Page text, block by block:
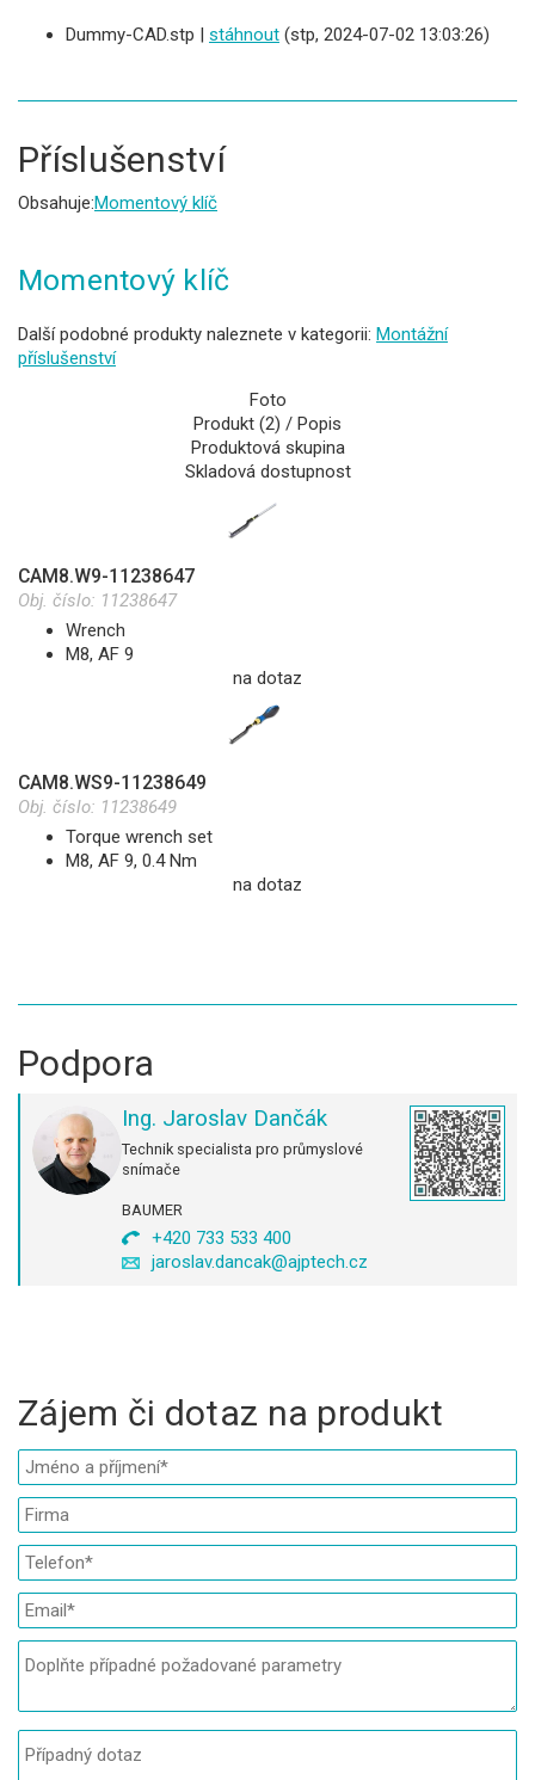
Dummy-CAD.stp | stáhnout (stp, 2024-07-02 13:03:26)
Příslušenství
Obsahuje:Momentový klíč
Momentový klíč
Další podobné produkty naleznete v kategorii: Montážní
příslušenství
Foto
Produkt (2) / Popis
Produktová skupina
Skladová dostupnost
CAM8.W9-11238647
Obj. číslo: 11238647
Wrench
M8, AF 9
na dotaz
CAM8.WS9-11238649
Obj. číslo: 11238649
Torque wrench set
M8, AF 9, 0.4 Nm
na dotaz
Podpora
Ing. Jaroslav Dančák
Technik specialista pro průmyslové
snímače
BAUMER
+420 733 533 400
jaroslav.dancak@ajptech.cz
Zájem či dotaz na produkt